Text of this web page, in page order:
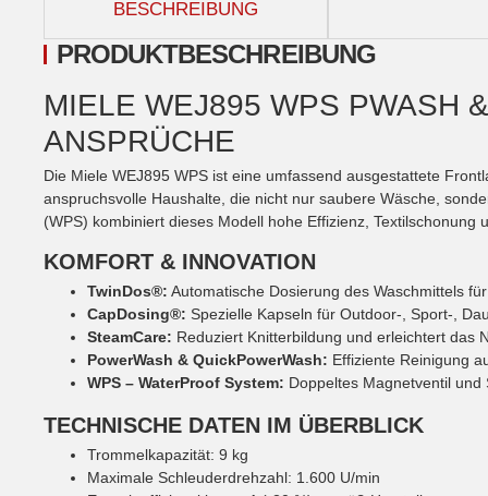
BESCHREIBUNG
PRODUKTBESCHREIBUNG
MIELE WEJ895 WPS PWASH
ANSPRÜCHE
Die Miele WEJ895 WPS ist eine umfassend ausgestattete
anspruchsvolle Haushalte, die nicht nur saubere Wäsche,
(WPS) kombiniert dieses Modell hohe Effizienz, Textilschonung
KOMFORT & INNOVATION
TwinDos®: Automatische Dosierung des Waschmittels
CapDosing®: Spezielle Kapseln für Outdoor-, Sport-,
SteamCare: Reduziert Knitterbildung und erleichtert das
PowerWash & QuickPowerWash: Effiziente Reinigung
WPS – WaterProof System: Doppeltes Magnetventil und
TECHNISCHE DATEN IM ÜBERBLICK
Trommelkapazität: 9 kg
Maximale Schleuderdrehzahl: 1.600 U/min